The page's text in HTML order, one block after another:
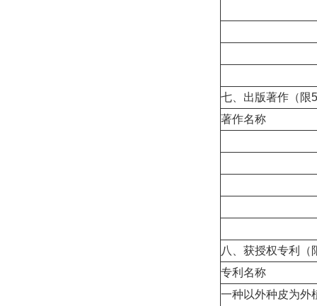
七、出版著作（限
著作名称
八、获授权专利（
专利名称
一种以外种皮为外